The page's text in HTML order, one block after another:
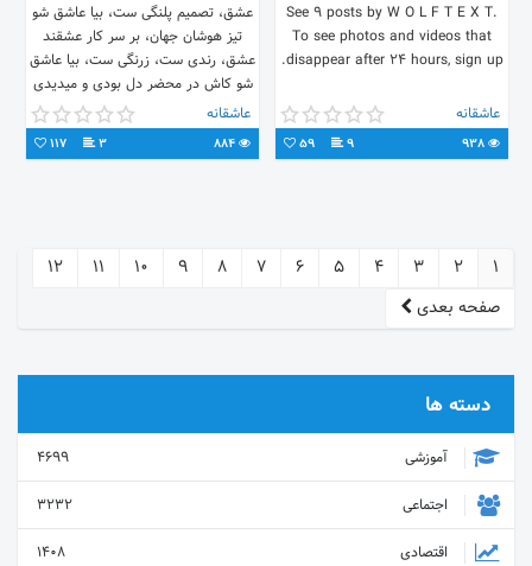
See 9 posts by W O L F T E X T.
To see photos and videos that
disappear after 24 hours, sign up.
عاشقانه
9
59
عشق، تصمیم پلنگی ست، بیا عاشق شو
تیز هوشان جهان، بر سر کار عشقند
عشق، رندی ست، زرنگی ست، بیا عاشق
شو کاش در محضر دل بودی و میدیدی
تو #آغوشم_باش#
عاشقانه
3
117
1
2
3
4
5
6
7
8
9
10
11
12
صفحه بعدی
دسته ها
آموزشی
4699
اجتماعی
3232
اقتصادی
1408